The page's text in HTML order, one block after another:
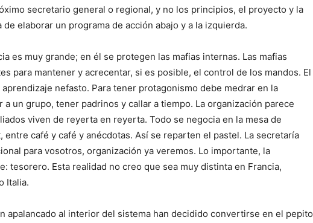
secretario general o regional, y no los principios, el proyecto y la
elaborar un programa de acción abajo y a la izquierda.
es muy grande; en él se protegen las mafias internas. Las mafias
para mantener y acrecentar, si es posible, el control de los mandos. El
nefasto. Para tener protagonismo debe medrar en la
un grupo, tener padrinos y callar a tiempo. La organización parece
viven de reyerta en reyerta. Todo se negocia en la mesa de
entre café y café y anécdotas. Así se reparten el pastel. La secretaría
para vosotros, organización ya veremos. Lo importante, la
tesorero. Esta realidad no creo que sea muy distinta en Francia,
Italia.
apalancado al interior del sistema han decidido convertirse en el pepito